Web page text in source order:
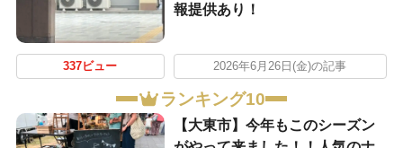
報提供あり！
337ビュー 2026年6月26日(金)の記事
ランキング10
【大東市】今年もこのシーズン